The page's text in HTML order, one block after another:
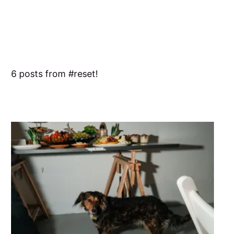
6 posts from reset!